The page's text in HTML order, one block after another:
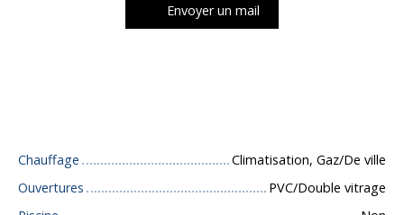
Envoyer un mail
Chauffage
Climatisation, Gaz/De ville
Ouvertures
PVC/Double vitrage